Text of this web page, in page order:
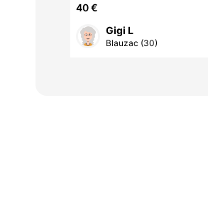
40 €
Gigi L
Blauzac (30)